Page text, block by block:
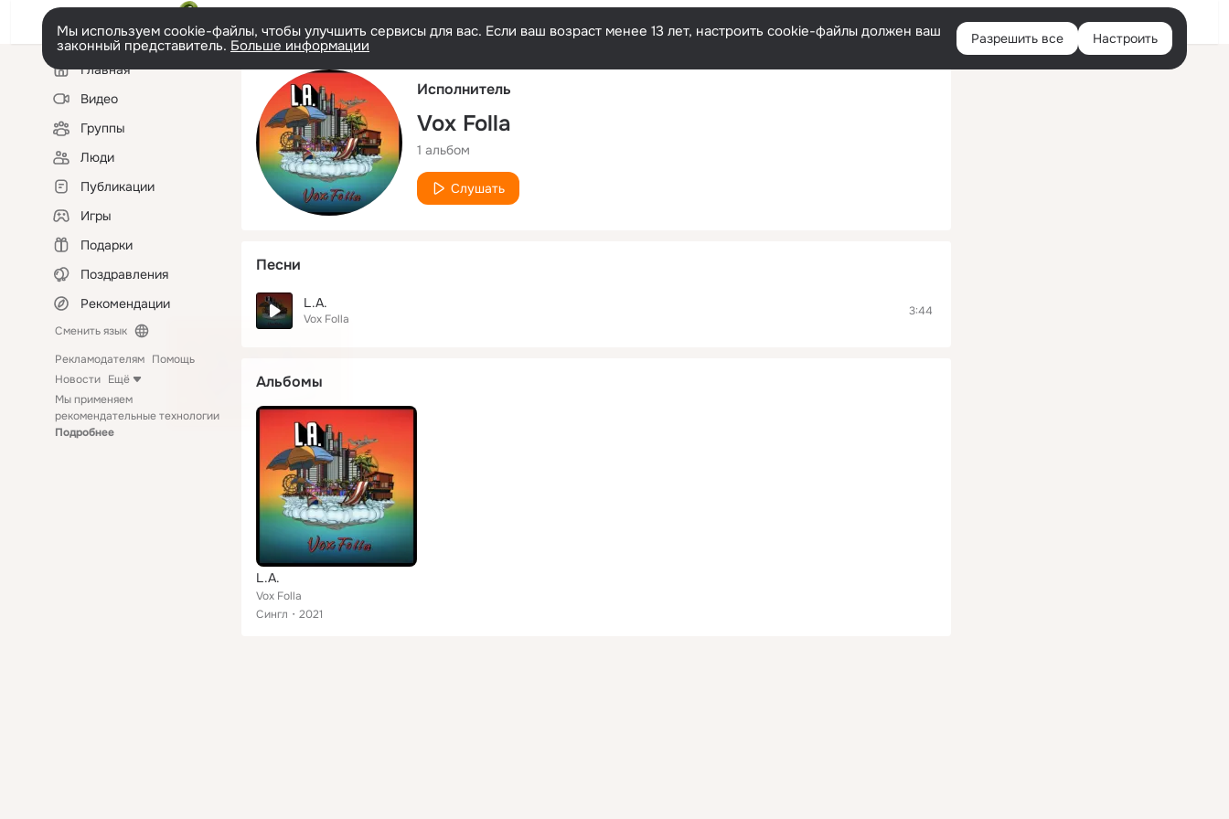
Русский Войти
Мы используем cookie-файлы, чтобы улучшить сервисы для вас. Если ваш возраст менее 13 лет, настроить cookie-файлы должен ваш
законный представитель. Больше информации Разрешить все Настроить
Левая
колонкаГлавная
Видео
Группы
Люди
Публикации
Игры
Подарки
Поздравления
Рекомендации
Сменить язык
Рекламодателям Помощь
Новости Ещё
Мы применяем
рекомендательные технологии
Подробнее
Исполнитель
Vox Folla
1 альбом
Слушать
Песни
L.A.
Vox Folla
3:44
Альбомы
L.A.
Vox Folla
Сингл
2021